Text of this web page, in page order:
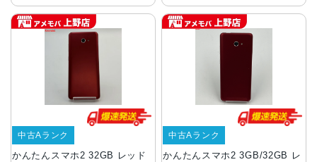
かんたんスマホ2 32GB レッド
中古Aランク
かんたんスマホ2 3GB/32GB レ
中古Aランク